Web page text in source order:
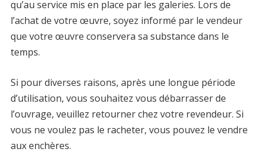
qu’au service mis en place par les galeries. Lors de
l’achat de votre œuvre, soyez informé par le vendeur
que votre œuvre conservera sa substance dans le
temps.
Si pour diverses raisons, après une longue période
d’utilisation, vous souhaitez vous débarrasser de
l’ouvrage, veuillez retourner chez votre revendeur. Si
vous ne voulez pas le racheter, vous pouvez le vendre
aux enchères.